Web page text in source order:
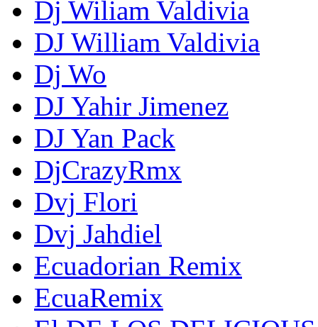
Dj Wiliam Valdivia
DJ William Valdivia
Dj Wo
DJ Yahir Jimenez
DJ Yan Pack
DjCrazyRmx
Dvj Flori
Dvj Jahdiel
Ecuadorian Remix
EcuaRemix